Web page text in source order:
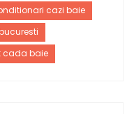
cazi baie
cada baie